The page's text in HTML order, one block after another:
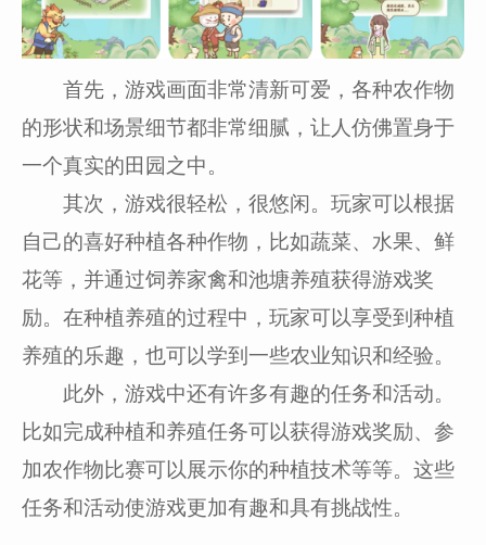
首先，游戏画面非常清新可爱，各种农作物
的形状和场景细节都非常细腻，让人仿佛置身于
一个真实的田园之中。
其次，游戏很轻松，很悠闲。玩家可以根据
自己的喜好种植各种作物，比如蔬菜、水果、鲜
花等，并通过饲养家禽和池塘养殖获得游戏奖
励。在种植养殖的过程中，玩家可以享受到种植
养殖的乐趣，也可以学到一些农业知识和经验。
此外，游戏中还有许多有趣的任务和活动。
比如完成种植和养殖任务可以获得游戏奖励、参
加农作物比赛可以展示你的种植技术等等。这些
任务和活动使游戏更加有趣和具有挑战性。